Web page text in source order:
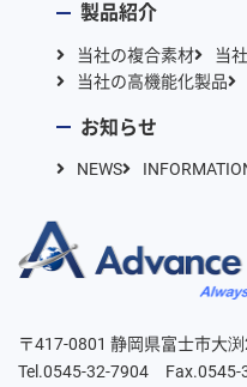
〒417-0801 静岡県富士市大
Tel.0545-32-7904 Fax.0545-
製品紹介
当社の複合素材 当
当社の高機能化製品
お知らせ
NEWS